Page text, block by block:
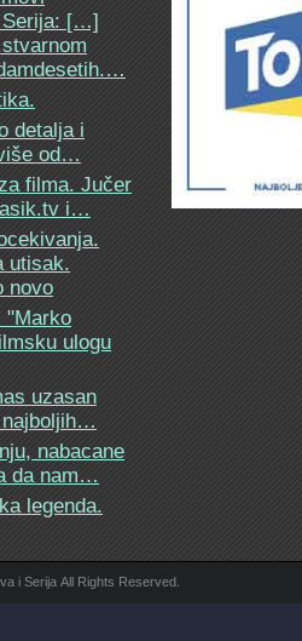
Serija: […]
detalja i
od…
filma. Jučer
i…
utisak.
novo
"Marko
ulogu
uzasan
najboljih…
nabacane
da nam…
legenda.
i Serija All Rights Reserved.